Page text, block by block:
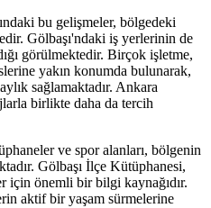
bu gelişmeler, bölgedeki
Gölbaşı'ndaki iş yerlerinin de
görülmektedir. Birçok işletme,
yakın konumda bulunarak,
sağlamaktadır. Ankara
birlikte daha da tercih
ve spor alanları, bölgenin
Gölbaşı İlçe Kütüphanesi,
için önemli bir bilgi kaynağıdır.
aktif bir yaşam sürmelerine